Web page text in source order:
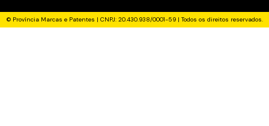
© Província Marcas e Patentes | CNPJ: 20.430.938/0001-59 | Todos os direitos reservados.